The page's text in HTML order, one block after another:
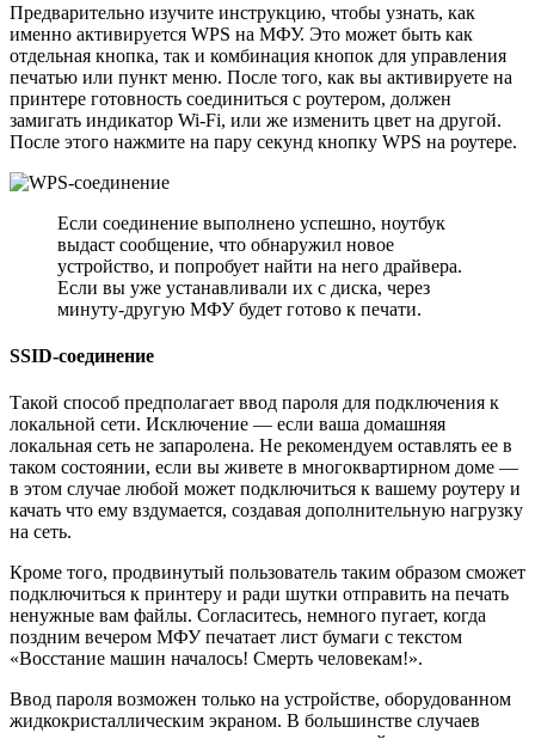
Предварительно изучите инструкцию, чтобы узнать, как
именно активируется WPS на МФУ. Это может быть как
отдельная кнопка, так и комбинация кнопок для управления
печатью или пункт меню. После того, как вы активируете на
принтере готовность соединиться с роутером, должен
замигать индикатор Wi-Fi, или же изменить цвет на другой.
После этого нажмите на пару секунд кнопку WPS на роутере.
Если соединение выполнено успешно, ноутбук
выдаст сообщение, что обнаружил новое
устройство, и попробует найти на него драйвера.
Если вы уже устанавливали их с диска, через
минуту-другую МФУ будет готово к печати.
SSID-соединение
Такой способ предполагает ввод пароля для подключения к
локальной сети. Исключение — если ваша домашняя
локальная сеть не запаролена. Не рекомендуем оставлять ее в
таком состоянии, если вы живете в многоквартирном доме —
в этом случае любой может подключиться к вашему роутеру и
качать что ему вздумается, создавая дополнительную нагрузку
на сеть.
Кроме того, продвинутый пользователь таким образом сможет
подключиться к принтеру и ради шутки отправить на печать
ненужные вам файлы. Согласитесь, немного пугает, когда
поздним вечером МФУ печатает лист бумаги с текстом
«Восстание машин началось! Смерть человекам!».
Ввод пароля возможен только на устройстве, оборудованном
жидкокристаллическим экраном. В большинстве случаев